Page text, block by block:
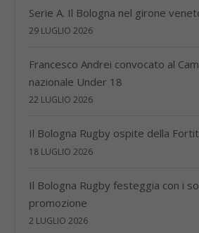
Serie A. Il Bologna nel girone
29 LUGLIO 2026
Francesco Andrei convocato al
nazionale Under 18
22 LUGLIO 2026
Il Bologna Rugby ospite della
18 LUGLIO 2026
Il Bologna Rugby festeggia con i
promozione
2 LUGLIO 2026